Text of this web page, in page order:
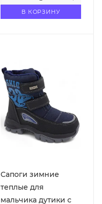
В КОРЗИНУ
Сапоги зимние
теплые для
мальчика дутики с